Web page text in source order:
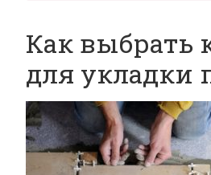
Как выбрать
для укладки